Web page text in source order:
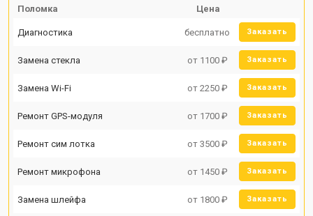
Поломка Цена
Диагностика бесплатно Заказать
Замена стекла от 1100 ₽ Заказать
Замена Wi-Fi от 2250 ₽ Заказать
Ремонт GPS-модуля от 1700 ₽ Заказать
Ремонт сим лотка от 3500 ₽ Заказать
Ремонт микрофона от 1450 ₽ Заказать
Замена шлейфа от 1800 ₽ Заказать